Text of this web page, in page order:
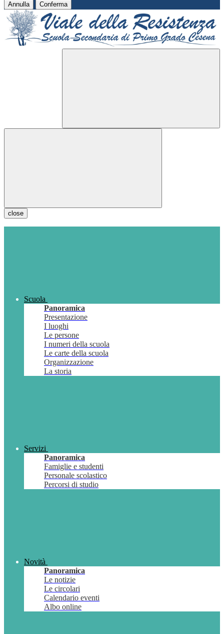
Annulla Conferma
close
Scuola
Panoramica
Presentazione
I luoghi
Le persone
I numeri della scuola
Le carte della scuola
Organizzazione
La storia
Servizi
Panoramica
Famiglie e studenti
Personale scolastico
Percorsi di studio
Novità
Panoramica
Le notizie
Le circolari
Calendario eventi
Albo online